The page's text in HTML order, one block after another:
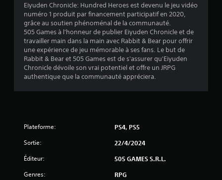
l
e
s
s
Eiyuden Chronicle: Hundred Heroes est devenu le jeu vidéo
numéro 1 produit par financement participatif en 2020,
grâce au soutien phénoménal de la communauté.
505 Games à l'honneur de publier Eiyuden Chronicle et de
travailler main dans la main avec Rabbit & Bear pour offrir
une expérience de jeu mémorable à ses fans. Le but de
Rabbit & Bear et 505 Games est de s'assurer qu'Eiyuden
Chronicle dévoile son vrai potentiel et offre un JRPG
authentique que la communauté appréciera.
Plateforme: PS4, PS5
Sortie: 22/4/2024
Éditeur: 505 GAMES S.R.L.
Genres: RPG